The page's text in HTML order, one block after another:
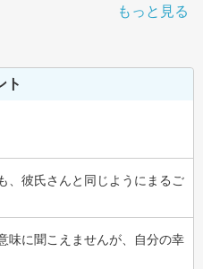
もっと見る
ト
、彼氏さんと同じようにまるご
味に聞こえませんが、自分の幸